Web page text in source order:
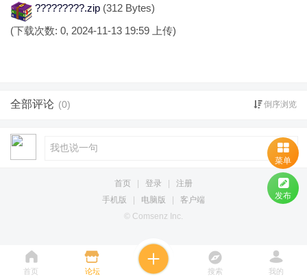
?????????.zip (312 Bytes)
(下载次数: 0, 2024-11-13 19:59 上传)
全部评论 (0) 倒序浏览
首页 登录
注册
手机版
电脑版
客户端
© Comsenz Inc.
首页 论坛 搜索 我的
菜单
发布